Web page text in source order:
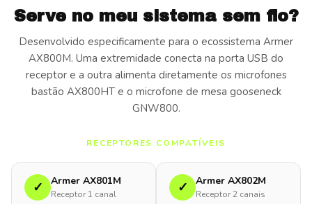
Serve no meu sistema sem fio?
Desenvolvido especificamente para o ecossistema Armer
AX800M. Uma extremidade conecta na porta USB do
receptor e a outra alimenta diretamente os microfones
bastão AX800HT e o microfone de mesa gooseneck
GNW800.
RECEPTORES COMPATÍVEIS
✓ Armer AX801M
Receptor 1 canal ✓ Armer AX802M
Receptor 2 canais